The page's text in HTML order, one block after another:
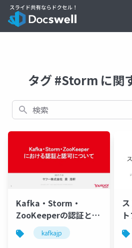
タグ #Storm に関
検索
Kafka・Storm・
ZooKeeperの認証と認
可について #kafkajp
kafkajp